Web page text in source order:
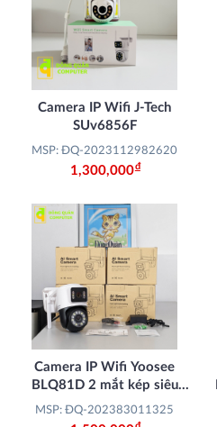
Camera IP Wifi J-Tech
SUv6856F
MSP: ĐQ-2023112982620
1,300,000Đ
Camera IP Wifi Yoosee
BLQ81D 2 mắt kép siêu
sáng
MSP: ĐQ-202383011325